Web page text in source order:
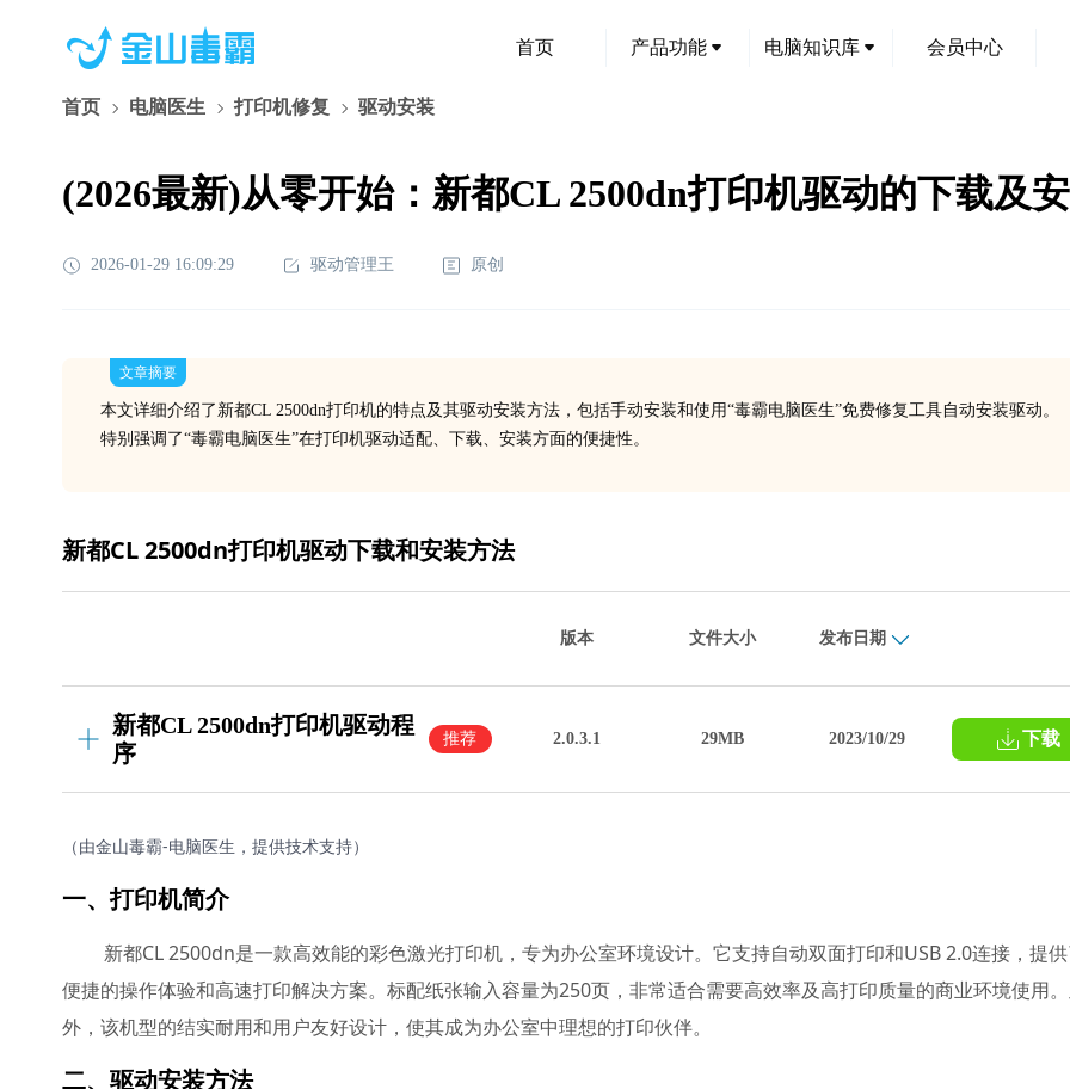
首页 产品功能 电脑知识库 会员中心
首页 电脑医生 打印机修复 驱动安装
(2026最新)从零开始：新都CL 2500dn打印机驱动的下载及
2026-01-29 16:09:29 驱动管理王 原创
文章摘要
本文详细介绍了新都CL 2500dn打印机的特点及其驱动安装方法，包括手动安装和使用“毒霸电脑医生”免费修复工具自动安装驱动。
特别强调了“毒霸电脑医生”在打印机驱动适配、下载、安装方面的便捷性。
新都CL 2500dn打印机驱动下载和安装方法
版本 文件大小 发布日期
新都CL 2500dn打印机驱动程
序
推荐 2.0.3.1 29MB 2023/10/29 下载
（由金山毒霸-电脑医生，提供技术支持）
一、打印机简介
新都CL 2500dn是一款高效能的彩色激光打印机，专为办公室环境设计。它支持自动双面打印和USB 2.0连接，提供
便捷的操作体验和高速打印解决方案。标配纸张输入容量为250页，非常适合需要高效率及高打印质量的商业环境使用
外，该机型的结实耐用和用户友好设计，使其成为办公室中理想的打印伙伴。
二、驱动安装方法